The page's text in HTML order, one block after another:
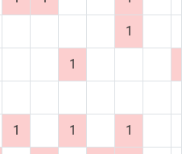
1
1
1 1 1